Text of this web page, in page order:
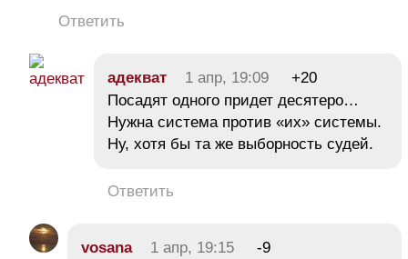
Ответить
адекват 1 апр, 19:09
+20
Посадят одного придет десятеро…
Нужна система против «их» системы.
Ну, хотя бы та же выборность судей.
Ответить
vosana 1 апр, 19:15
-9